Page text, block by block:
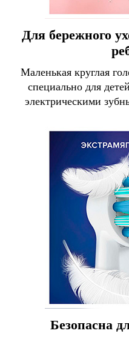
Для бережного
Маленькая круглая
специально для
электрическими
Безопасна